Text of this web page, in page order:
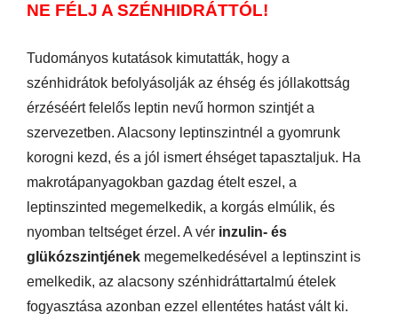
NE FÉLJ A SZÉNHIDRÁTTÓL!
Tudományos kutatások kimutatták, hogy a
szénhidrátok befolyásolják az éhség és jóllakottság
érzéséért felelős leptin nevű hormon szintjét a
szervezetben. Alacsony leptinszintnél a gyomrunk
korogni kezd, és a jól ismert éhséget tapasztaljuk. Ha
makrotápanyagokban gazdag ételt eszel, a
leptinszinted megemelkedik, a korgás elmúlik, és
nyomban teltséget érzel. A vér inzulin- és
glükózszintjének megemelkedésével a leptinszint is
emelkedik, az alacsony szénhidráttartalmú ételek
fogyasztása azonban ezzel ellentétes hatást vált ki.